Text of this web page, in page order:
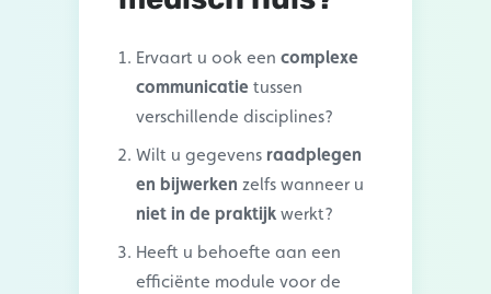
Ervaart u ook een complexe
communicatie tussen
verschillende disciplines?
Wilt u gegevens raadplegen
en bijwerken zelfs wanneer u
niet in de praktijk werkt?
Heeft u behoefte aan een
efficiënte module voor de